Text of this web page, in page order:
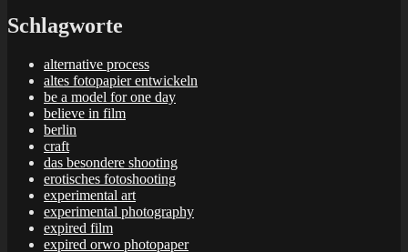
Schlagworte
alternative process
altes fotopapier entwickeln
be a model for one day
believe in film
berlin
craft
das besondere shooting
erotisches fotoshooting
experimental art
experimental photography
expired film
expired orwo photopaper